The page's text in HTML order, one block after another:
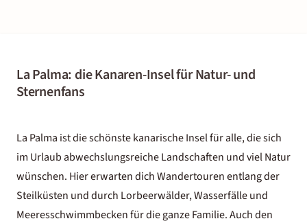
La Palma: die Kanaren-Insel für Natur- und
Sternenfans
La Palma ist dieschönste kanarische Inselfür alle, die sich
im Urlaub abwechslungsreiche Landschaften und viel Natur
wünschen. Hier erwarten dich Wandertouren entlang der
Steilküsten und durch Lorbeerwälder, Wasserfälle und
Meeresschwimmbecken für die ganze Familie. Auch den